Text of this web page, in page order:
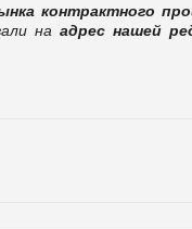
контрактного
на адрес нашей